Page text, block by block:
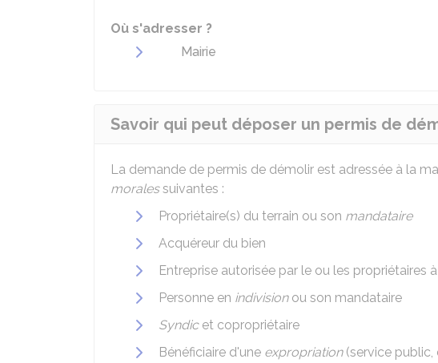
Où s'adresser ?
Mairie
Savoir qui peut déposer un permis de
La demande de permis de démolir est adressée à la
moralessuivantes :
Propriétaire(s) du terrain ou son mandataire
Acquéreur du bien
Entreprise autorisée par le ou les propriétaires
Personne en indivisionou son mandataire
Syndic et copropriétaire
Bénéficiaire d'une expropriation(service public,